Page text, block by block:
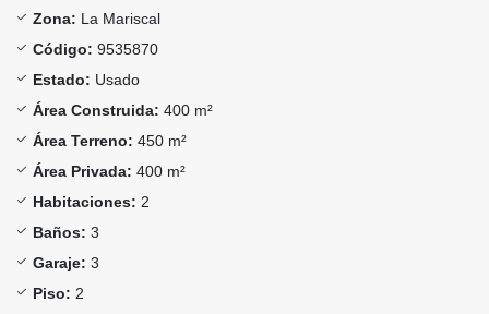
Zona: La Mariscal
Código: 9535870
Estado: Usado
Área Construida: 400 m²
Área Terreno: 450 m²
Área Privada: 400 m²
Habitaciones: 2
Baños: 3
Garaje: 3
Piso: 2